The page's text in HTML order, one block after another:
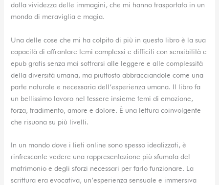
dalla vividezza delle immagini, che mi hanno trasportato in un
mondo di meraviglia e magia.
Una delle cose che mi ha colpito di più in questo libro è la sua
capacità di affrontare temi complessi e difficili con sensibilità e
epub gratis senza mai sottrarsi alle leggere e alle complessità
della diversità umana, ma piuttosto abbracciandole come una
parte naturale e necessaria dell’esperienza umana. Il libro fa
un bellissimo lavoro nel tessere insieme temi di emozione,
forza, tradimento, amore e dolore. È una lettura coinvolgente
che risuona su più livelli.
In un mondo dove i lieti online sono spesso idealizzati, è
rinfrescante vedere una rappresentazione più sfumata del
matrimonio e degli sforzi necessari per farlo funzionare. La
scrittura era evocativa, un’esperienza sensuale e immersiva